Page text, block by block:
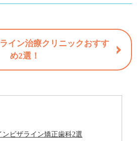
イン治療クリニックおすす
め2選！
ビザライン矯正歯科2選